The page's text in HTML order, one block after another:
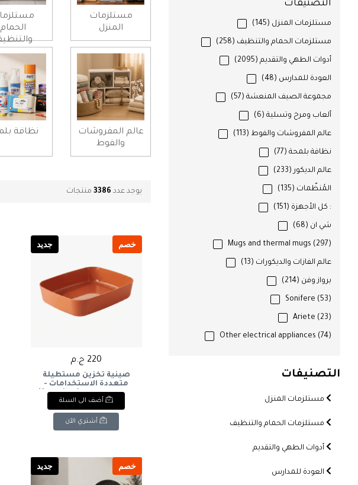
التصنيفات
مستلزمات المنزل (145)
مستلزمات الحمام والتنظيف (258)
أدوات الطهي والتقديم (2095)
العودة للمدارس (48)
مجموعة الصيف المنعشة (57)
ألعاب ومرح وتسلية (6)
عالم المفروشات والفوط (113)
نظافة بلمحة (77)
عالم الديكور(233)
المُنظّمات (135)
: كل الأجهزة (151)
شي ان (68)
Mugs and thermal mugs (297)
عالم الفازات والديكورات (13)
برواز وفن (214)
Sonifere (53)
Ariete (23)
Other electrical appliances (74)
التصنيفات
مستلزمات المنزل
مستلزمات الحمام والتنظيف
أدوات الطهي والتقديم
العودة للمدارس
مستلزمات
المنزل
الحمام
عالم المفروشات
والفوط
نظافة
يوجد عدد 3386 منتجات
خصم جديد
220 ج.م
صينية تخزين مستطيلة
متعددة الاستخدامات -
برتقالي محروق): Versatile
Rectangular Storage Tray -
Burnt Orange
أضف الى السلة
أشتري الآن
خصم جديد